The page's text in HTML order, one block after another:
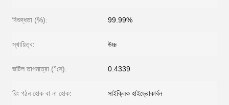
বিশুদ্ধতা (%): 99.99%
স্থায়িত্ব: উচ্চ
জটিল তাপমাত্রা (°সে): 0.4339
রিং গঠন হোক বা না হোক: সাইক্লিক হাইড্রোকার্বন